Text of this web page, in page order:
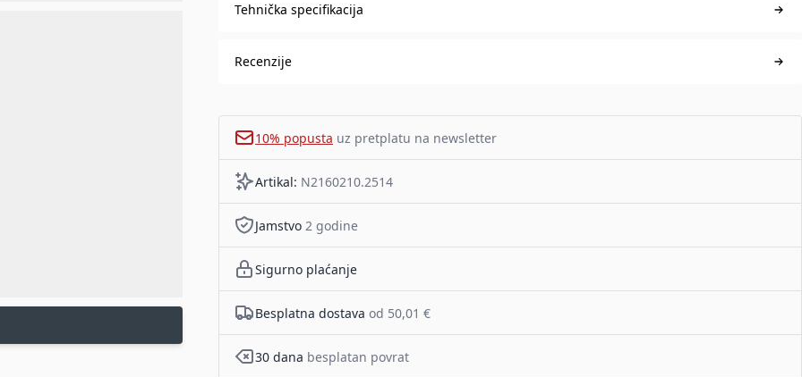
Tehnička specifikacija
Recenzije
10% popusta uz pretplatu na newsletter
Artikal: N2160210.2514
Jamstvo 2 godine
Sigurno plaćanje
Besplatna dostava od 50,01 €
30 dana besplatan povrat